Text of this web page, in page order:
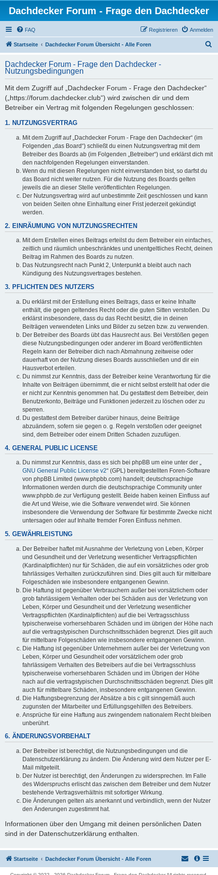
Dachdecker Forum - Frage den Dachdecker
FAQ Anmelden
Registrieren
Startseite Dachdecker Forum Übersicht - Alle Foren
h
Dachdecker Forum - Frage den Dachdecker -
Nutzungsbedingungen
Mit dem Zugriff auf „Dachdecker Forum - Frage den Dachdecker“
(„https://forum.dachdecker.club“) wird zwischen dir und dem
Betreiber ein Vertrag mit folgenden Regelungen geschlossen:
1. NUTZUNGSVERTRAG
Mit dem Zugriff auf „Dachdecker Forum - Frage den Dachdecker“ (im
Folgenden „das Board“) schließt du einen Nutzungsvertrag mit dem
Betreiber des Boards ab (im Folgenden „Betreiber“) und erklärst dich mit
den nachfolgenden Regelungen einverstanden.
Wenn du mit diesen Regelungen nicht einverstanden bist, so darfst du
das Board nicht weiter nutzen. Für die Nutzung des Boards gelten
jeweils die an dieser Stelle veröffentlichten Regelungen.
Der Nutzungsvertrag wird auf unbestimmte Zeit geschlossen und kann
von beiden Seiten ohne Einhaltung einer Frist jederzeit gekündigt
werden.
2. EINRÄUMUNG VON NUTZUNGSRECHTEN
Mit dem Erstellen eines Beitrags erteilst du dem Betreiber ein einfaches,
zeitlich und räumlich unbeschränktes und unentgeltliches Recht, deinen
Beitrag im Rahmen des Boards zu nutzen.
Das Nutzungsrecht nach Punkt 2, Unterpunkt a bleibt auch nach
Kündigung des Nutzungsvertrages bestehen.
3. PFLICHTEN DES NUTZERS
Du erklärst mit der Erstellung eines Beitrags, dass er keine Inhalte
enthält, die gegen geltendes Recht oder die guten Sitten verstoßen. Du
erklärst insbesondere, dass du das Recht besitzt, die in deinen
Beiträgen verwendeten Links und Bilder zu setzen bzw. zu verwenden.
Der Betreiber des Boards übt das Hausrecht aus. Bei Verstößen gegen
diese Nutzungsbedingungen oder anderer im Board veröffentlichten
Regeln kann der Betreiber dich nach Abmahnung zeitweise oder
dauerhaft von der Nutzung dieses Boards ausschließen und dir ein
Hausverbot erteilen.
Du nimmst zur Kenntnis, dass der Betreiber keine Verantwortung für die
Inhalte von Beiträgen übernimmt, die er nicht selbst erstellt hat oder die
er nicht zur Kenntnis genommen hat. Du gestattest dem Betreiber, dein
Benutzerkonto, Beiträge und Funktionen jederzeit zu löschen oder zu
sperren.
Du gestattest dem Betreiber darüber hinaus, deine Beiträge
abzuändern, sofern sie gegen o. g. Regeln verstoßen oder geeignet
sind, dem Betreiber oder einem Dritten Schaden zuzufügen.
4. GENERAL PUBLIC LICENSE
Du nimmst zur Kenntnis, dass es sich bei phpBB um eine unter der „
GNU General Public License v2“ (GPL) bereitgestellten Foren-Software
von phpBB Limited (www.phpbb.com) handelt; deutschsprachige
Informationen werden durch die deutschsprachige Community unter
www.phpbb.de zur Verfügung gestellt. Beide haben keinen Einfluss auf
die Art und Weise, wie die Software verwendet wird. Sie können
insbesondere die Verwendung der Software für bestimmte Zwecke nicht
untersagen oder auf Inhalte fremder Foren Einfluss nehmen.
5. GEWÄHRLEISTUNG
Der Betreiber haftet mit Ausnahme der Verletzung von Leben, Körper
und Gesundheit und der Verletzung wesentlicher Vertragspflichten
(Kardinalpflichten) nur für Schäden, die auf ein vorsätzliches oder grob
fahrlässiges Verhalten zurückzuführen sind. Dies gilt auch für mittelbare
Folgeschäden wie insbesondere entgangenen Gewinn.
Die Haftung ist gegenüber Verbrauchern außer bei vorsätzlichem oder
grob fahrlässigem Verhalten oder bei Schäden aus der Verletzung von
Leben, Körper und Gesundheit und der Verletzung wesentlicher
Vertragspflichten (Kardinalpflichten) auf die bei Vertragsschluss
typischerweise vorhersehbaren Schäden und im übrigen der Höhe nach
auf die vertragstypischen Durchschnittsschäden begrenzt. Dies gilt auch
für mittelbare Folgeschäden wie insbesondere entgangenen Gewinn.
Die Haftung ist gegenüber Unternehmern außer bei der Verletzung von
Leben, Körper und Gesundheit oder vorsätzlichem oder grob
fahrlässigem Verhalten des Betreibers auf die bei Vertragsschluss
typischerweise vorhersehbaren Schäden und im Übrigen der Höhe
nach auf die vertragstypischen Durchschnittsschäden begrenzt. Dies gilt
auch für mittelbare Schäden, insbesondere entgangenen Gewinn.
Die Haftungsbegrenzung der Absätze a bis c gilt sinngemäß auch
zugunsten der Mitarbeiter und Erfüllungsgehilfen des Betreibers.
Ansprüche für eine Haftung aus zwingendem nationalem Recht bleiben
unberührt.
6. ÄNDERUNGSVORBEHALT
Der Betreiber ist berechtigt, die Nutzungsbedingungen und die
Datenschutzerklärung zu ändern. Die Änderung wird dem Nutzer per E-
Mail mitgeteilt.
Der Nutzer ist berechtigt, den Änderungen zu widersprechen. Im Falle
des Widerspruchs erlischt das zwischen dem Betreiber und dem Nutzer
bestehende Vertragsverhältnis mit sofortiger Wirkung.
Die Änderungen gelten als anerkannt und verbindlich, wenn der Nutzer
den Änderungen zugestimmt hat.
Informationen über den Umgang mit deinen persönlichen Daten
sind in der Datenschutzerklärung enthalten.
Startseite Dachdecker Forum Übersicht - Alle Foren